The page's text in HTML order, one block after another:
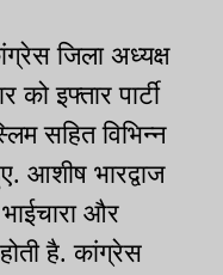
जिला अध्यक्ष
इफ्तार पार्टी
सहित विभिन्न
आशीष भारद्वाज
और
है. कांग्रेस